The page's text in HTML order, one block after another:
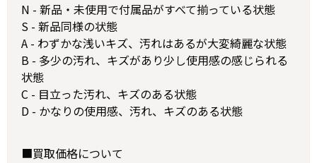
N - 新品・未使用で付属品がすべて揃っている状態
S - 新品同様の状態
A - わずかな浅いキズ、汚れはあるが大変綺麗な状態
B - 多少の汚れ、キズがあり少し使用感の感じられる
状態
C - 目立った汚れ、キズのある状態
D - かなりの使用感、汚れ、キズのある状態
■買取価格について